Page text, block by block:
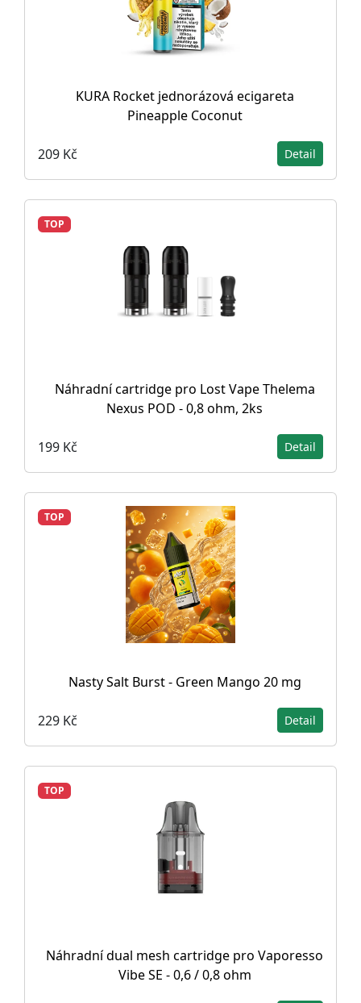
KURA Rocket jednorázová ecigareta
Pineapple Coconut
209 Kč Detail
TOP
Náhradní cartridge pro Lost Vape Thelema
Nexus POD - 0,8 ohm, 2ks
199 Kč Detail
TOP
Nasty Salt Burst - Green Mango 20 mg
229 Kč Detail
TOP
Náhradní dual mesh cartridge pro Vaporesso
Vibe SE - 0,6 / 0,8 ohm